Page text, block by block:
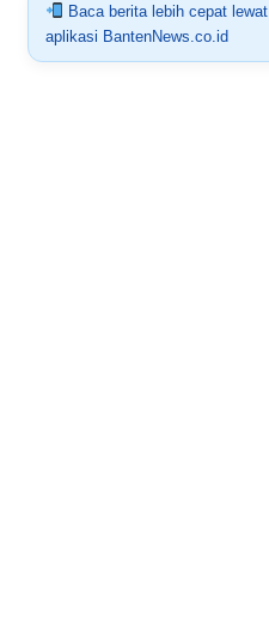
Baca berita lebih cepat lewat
aplikasi BantenNews.co.id